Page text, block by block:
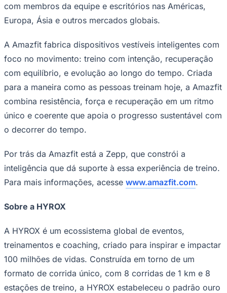
Palmeiras
com membros da equipe e escritórios nas Américas,
Europa, Ásia e outros mercados globais.
A Amazfit fabrica dispositivos vestíveis inteligentes com
foco no movimento: treino com intenção, recuperação
com equilíbrio, e evolução ao longo do tempo. Criada
para a maneira como as pessoas treinam hoje, a Amazfit
combina resistência, força e recuperação em um ritmo
único e coerente que apoia o progresso sustentável com
o decorrer do tempo.
Por trás da Amazfit está a Zepp, que constrói a
inteligência que dá suporte à essa experiência de treino.
Para mais informações, acesse www.amazfit.com.
Sobre a HYROX
A HYROX é um ecossistema global de eventos,
treinamentos e coaching, criado para inspirar e impactar
100 milhões de vidas. Construída em torno de um
formato de corrida único, com 8 corridas de 1 km e 8
estações de treino, a HYROX estabeleceu o padrão ouro